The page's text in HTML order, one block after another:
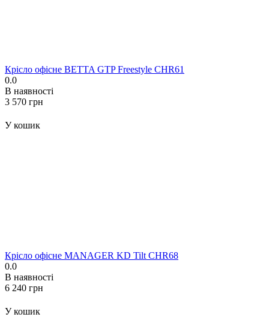
Крісло офісне BETTA GTP Freestyle CHR61
0.0
В наявності
‍3 570‍ грн
У кошик
Крісло офісне MANAGER KD Tilt CHR68
0.0
В наявності
‍6 240‍ грн
У кошик